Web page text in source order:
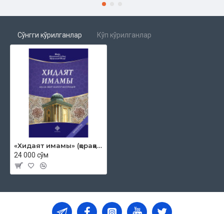
Сўнгги кўрилганлар Кўп кўрилганлар
«Хидаят имамы» (қорақалпоқ тилида)
24 000 сўм